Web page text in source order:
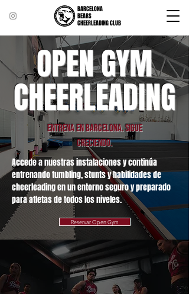
BARCELONA
BEARS
CHEERLEADING CLUB
OPEN GYM
CHEERLEADING
Entrena en Barcelona. Sigue
creciendo.
Accede a nuestras instalaciones y continúa
entrenando tumbling, stunts y habilidades de
cheerleading en un entorno seguro y preparado
para atletas de todos los niveles.
Reservar Open Gym